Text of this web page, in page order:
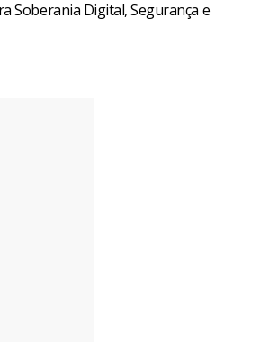
Soberania Digital, Segurança e